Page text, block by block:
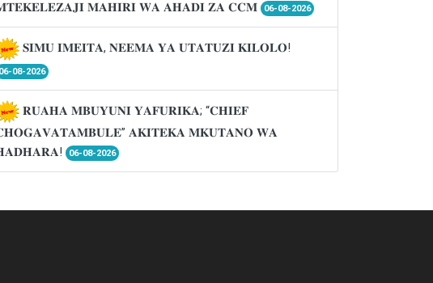
𝐌𝐀𝐇𝐈𝐑𝐈 𝐖𝐀 𝐀𝐇𝐀𝐃𝐈 𝐙𝐀 𝐂𝐂𝐌
06-08-2026
𝐒𝐈𝐌𝐔 𝐈𝐌𝐄𝐈𝐓𝐀, 𝐍𝐄𝐄𝐌𝐀 𝐘𝐀 𝐔𝐓𝐀𝐓𝐔𝐙𝐈 𝐊𝐈𝐋𝐎𝐋𝐎!
06-08-2026
𝐑𝐔𝐀𝐇𝐀 𝐌𝐁𝐔𝐘𝐔𝐍𝐈 𝐘𝐀𝐅𝐔𝐑𝐈𝐊𝐀; “𝐂𝐇𝐈𝐄𝐅
𝐀𝐊𝐈𝐓𝐄𝐊𝐀 𝐌𝐊𝐔𝐓𝐀𝐍𝐎 𝐖𝐀
06-08-2026